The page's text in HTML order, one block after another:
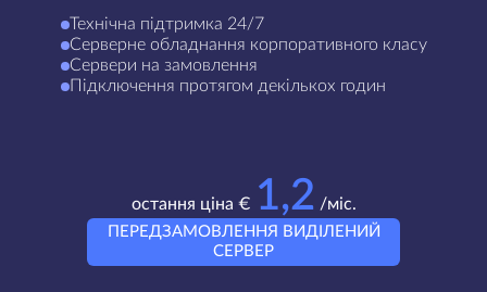
Технічна підтримка 24/7
Серверне обладнання корпоративного класу
Сервери на замовлення
Підключення протягом декількох годин
остання ціна € 1,2 /міс.
ПЕРЕДЗАМОВЛЕННЯ ВИДІЛЕНИЙ
СЕРВЕР